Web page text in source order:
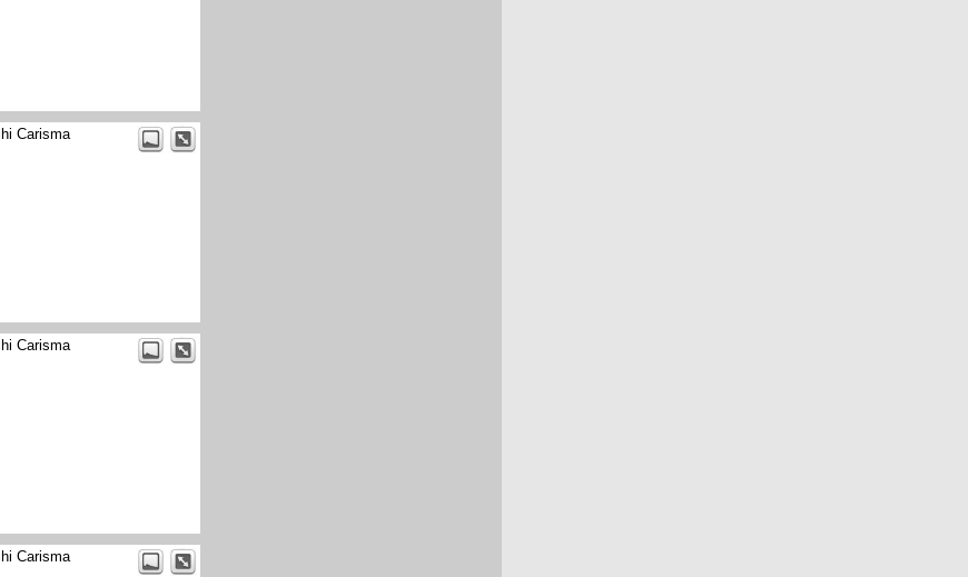
Carisma
Carisma
Carisma